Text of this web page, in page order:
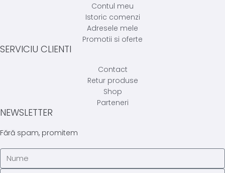
Contul meu
Istoric comenzi
Adresele mele
Promotii si oferte
SERVICIU CLIENTI
Contact
Retur produse
Shop
Parteneri
NEWSLETTER
Fără spam, promitem